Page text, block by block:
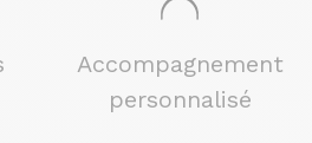
Accompagnement
personnalisé